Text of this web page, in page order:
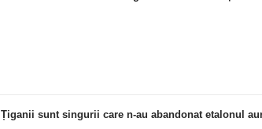
Țiganii sunt singurii care n-au abandonat etalonul